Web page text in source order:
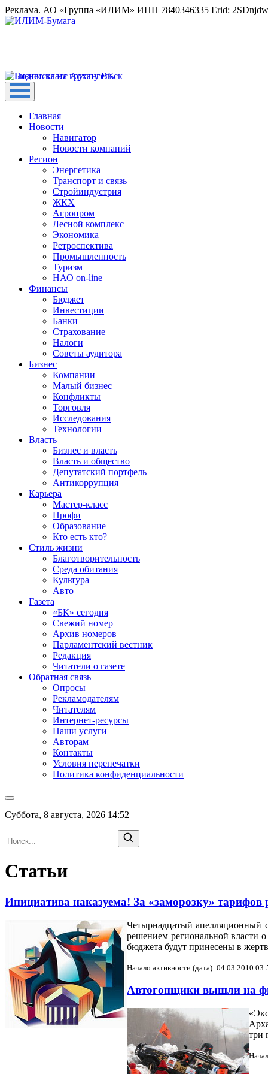
Реклама. АО «Группа «ИЛИМ» ИНН 7840346335 Erid:
Главная
Новости
Навигатор
Новости компаний
Регион
Энергетика
Транспорт и связь
Стройиндустрия
ЖКХ
Агропром
Лесной комплекс
Экономика
Ретроспектива
Промышленность
Туризм
НАО on-line
Финансы
Бюджет
Инвестиции
Банки
Страхование
Налоги
Советы аудитора
Бизнес
Компании
Малый бизнес
Конфликты
Торговля
Исследования
Технологии
Власть
Бизнес и власть
Власть и общество
Депутатский портфель
Антикоррупция
Карьера
Мастер-класс
Профи
Образование
Кто есть кто?
Стиль жизни
Благотворительность
Среда обитания
Культура
Авто
Газета
«БК» сегодня
Свежий номер
Архив номеров
Парламентский вестник
Редакция
Читатели о газете
Обратная связь
Опросы
Рекламодателям
Читателям
Интернет-ресурсы
Наши услуги
Авторам
Контакты
Условия перепечатки
Политика конфиденциальности
Суббота, 8 августа, 2026 14:52
Статьи
Инициатива наказуема! За «заморозку» тарифов
Четырнадцатый апелляционный
решением региональной власти
бюджета будут принесены в
Начало активности (дата): 04.03.2010
Автогонщики вышли на
три